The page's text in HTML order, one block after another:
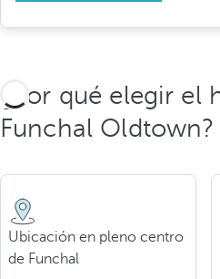
¿Por qué elegir el
Funchal Oldtown?
Ubicación en pleno centro
de Funchal